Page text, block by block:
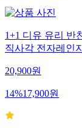
1+1 디유 유리 반
직사각 전자레인
20,900원
14%17,900원